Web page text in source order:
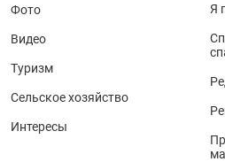
Фото
Видео
Туризм
Сельское хозяйство
Интересы
Я